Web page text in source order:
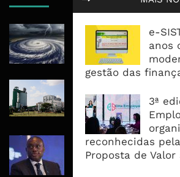
e-
anos
gestão das
3ª
reconhecidas
Proposta de Valor
Tempestade
Afectar Mais De
Pessoas No Centro
para a Mozal após
operações
CEO do Standard
Governo que “saia